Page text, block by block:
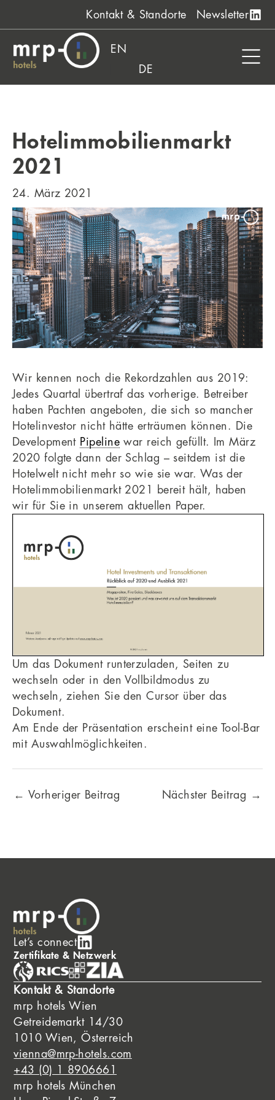
Kontakt & Standorte Newsletter
EN
DE
Hotelimmobilienmarkt
2021
24. März 2021
Wir kennen noch die Rekordzahlen aus 2019:
Jedes Quartal übertraf das vorherige. Betreiber
haben Pachten angeboten, die sich so mancher
Hotelinvestor nicht hätte erträumen können. Die
Development Pipeline war reich gefüllt. Im März
2020 folgte dann der Schlag – seitdem ist die
Hotelwelt nicht mehr so wie sie war. Was der
Hotelimmobilienmarkt 2021 bereit hält, haben
wir für Sie in unserem aktuellen Paper.
Um das Dokument runterzuladen, Seiten zu
wechseln oder in den Vollbildmodus zu
wechseln, ziehen Sie den Cursor über das
Dokument.
Am Ende der Präsentation erscheint eine Tool-Bar
mit Auswahlmöglichkeiten.
← Vorheriger Beitrag Nächster Beitrag →
Let’s connect
Zertifikate & Netzwerk
Kontakt & Standorte
mrp hotels Wien
Getreidemarkt 14/30
1010 Wien, Österreich
vienna@mrp-hotels.com
+43 (0) 1 8906661
mrp hotels München